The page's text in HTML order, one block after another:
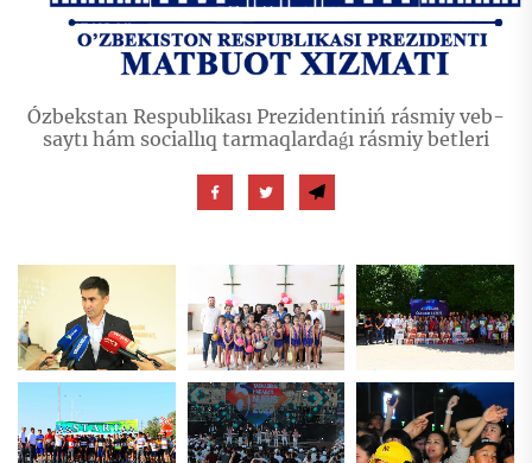
Ózbekstan Respublikası Prezidentiniń rásmiy veb-
saytı hám sociallıq tarmaqlardaǵı rásmiy betleri